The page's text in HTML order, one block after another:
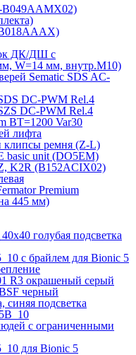
B049AAMX02)
ДК/ДШ с
W=14 мм, внутр.М10)
Sematiс SDS AC-
DC-PWM Rel.4
DC-PWM Rel.4
BT=1200 Var30
лифта
клипсы ремня (Z-L)
basic unit (DO5EM)
K2R (B152ACIX02)
Premium
445 мм)
голубая подсветка
с брайлем для Bionic 5
R3 окрашеный серый
черный
подсветка
с ограниченными
для Bionic 5